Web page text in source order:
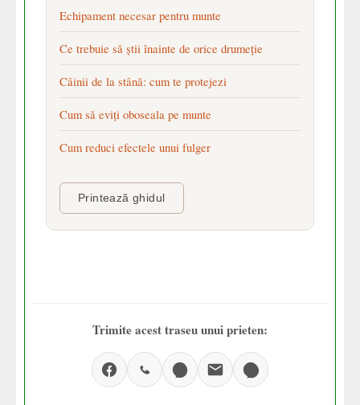
Echipament necesar pentru munte
Ce trebuie să știi înainte de orice drumeție
Câinii de la stână: cum te protejezi
Cum să eviți oboseala pe munte
Cum reduci efectele unui fulger
Printează ghidul
Trimite acest traseu unui prieten: